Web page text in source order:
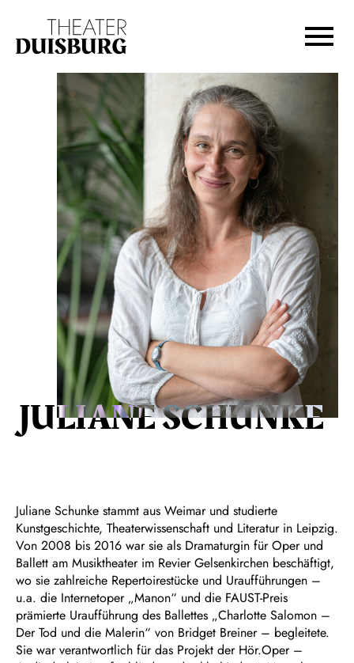
Zur Hauptnavigation springen
Zum Footer springen
JULIANE SCHUNKE
Juliane Schunke stammt aus Weimar und studierte
Kunstgeschichte, Theaterwissenschaft und Literatur in Leipzig.
Von 2008 bis 2016 war sie als Dramaturgin für Oper und
Ballett am Musiktheater im Revier Gelsenkirchen beschäftigt,
wo sie zahlreiche Repertoirestücke und Uraufführungen –
u.a. die Internetoper „Manon“ und die FAUST-Preis
prämierte Uraufführung des Ballettes „Charlotte Salomon –
Der Tod und die Malerin“ von Bridget Breiner – begleitete.
Sie war verantwortlich für das Projekt der Hör.Oper –